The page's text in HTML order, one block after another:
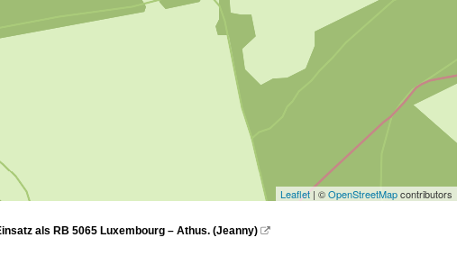
Leaflet | ©OpenStreetMapcontributors
als RB 5065 Luxembourg – Athus. (Jeanny) 